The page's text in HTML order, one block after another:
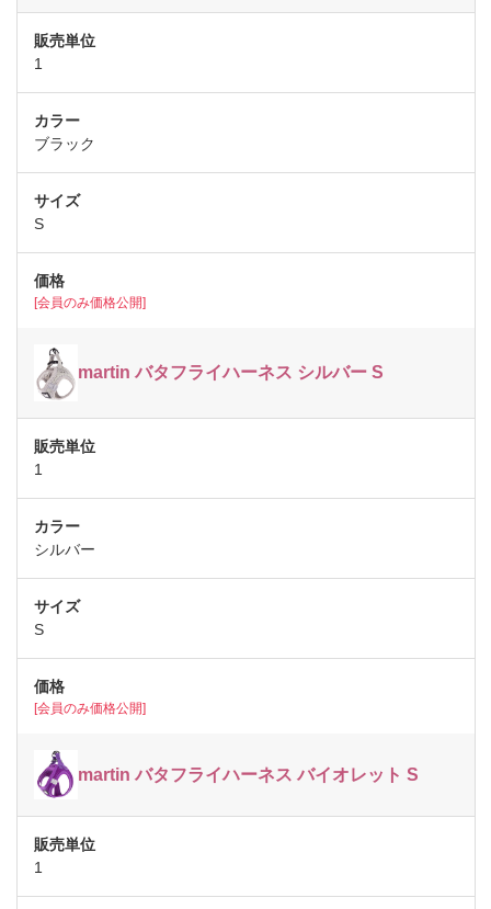
1
ブラック
S
[会員のみ価格公開]
martin バタフライハーネス シルバー S
1
シルバー
S
[会員のみ価格公開]
martin バタフライハーネス バイオレット S
1